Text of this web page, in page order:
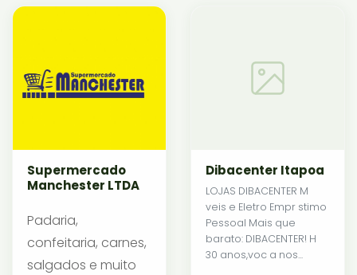
Supermercado
Manchester LTDA
Padaria,
confeitaria, carnes,
salgados e muito
Dibacenter Itapoa
LOJAS DIBACENTER M
veis e Eletro Empr stimo
Pessoal Mais que
barato: DIBACENTER! H
30 anos,voc a nos...